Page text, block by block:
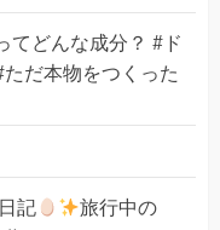
てどんな成分？ #ド
だ本物をつくった
記
旅行中の